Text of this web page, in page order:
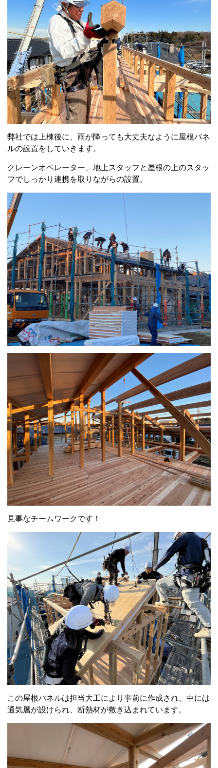
弊社では上棟後に、雨が降っても大丈夫なように屋根パネ
ルの設置をしていきます。
クレーンオペレーター、地上スタッフと屋根の上のスタッ
フでしっかり連携を取りながらの設置。
見事なチームワークです！
この屋根パネルは担当大工により事前に作成され、中には
通気層が設けられ、断熱材が敷き込まれています。